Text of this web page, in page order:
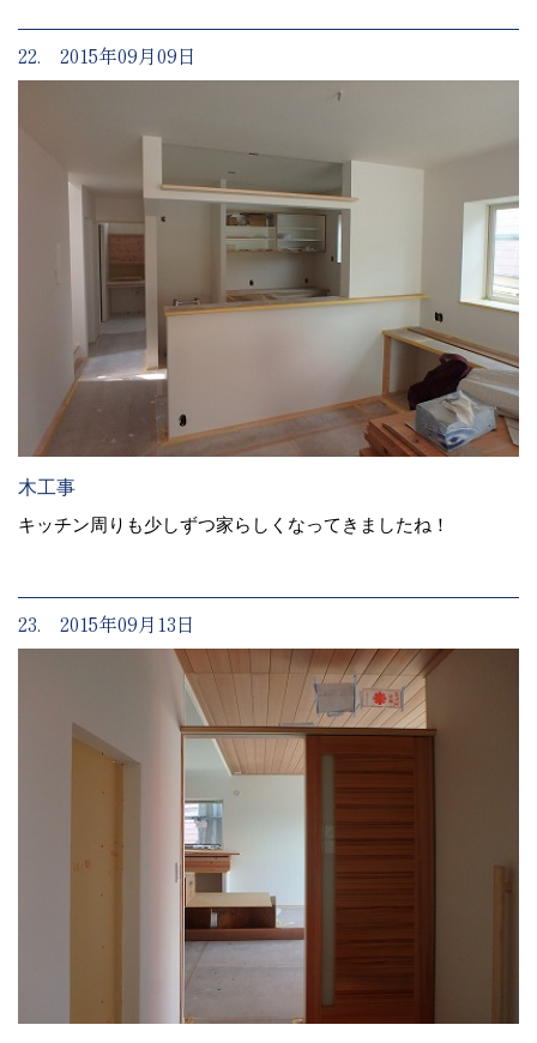
22. 2015年09月09日
木工事
キッチン周りも少しずつ家らしくなってきましたね！
23. 2015年09月13日